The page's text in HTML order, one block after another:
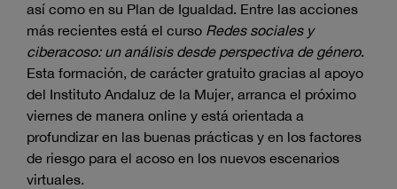
así como en su Plan de Igualdad. Entre las acciones
más recientes está el curso Redes sociales y
ciberacoso: un análisis desde perspectiva de género.
Esta formación, de carácter gratuito gracias al apoyo
del Instituto Andaluz de la Mujer, arranca el próximo
viernes de manera online y está orientada a
profundizar en las buenas prácticas y en los factores
de riesgo para el acoso en los nuevos escenarios
virtuales.